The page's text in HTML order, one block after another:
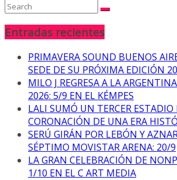
Entradas recientes
PRIMAVERA SOUND BUENOS
SEDE DE SU PRÓXIMA EDICIÓN
MILO J REGRESA A LA
2026: 5/9 EN EL KÉMPES
LALI SUMÓ UN TERCER ESTADIO
CORONACIÓN DE UNA ERA
SERÚ GIRÁN POR LEBÓN Y
SÉPTIMO MOVISTAR ARENA: 20/9
LA GRAN CELEBRACIÓN DE
1/10 EN EL C ART MEDIA